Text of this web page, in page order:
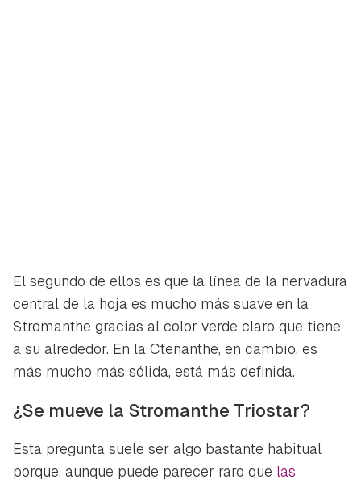
El segundo de ellos es que la línea de la nervadura
central de la hoja es mucho más suave en la
Stromanthe gracias al color verde claro que tiene
a su alrededor. En la Ctenanthe, en cambio, es
más mucho más sólida, está más definida.
¿Se mueve la Stromanthe Triostar?
Esta pregunta suele ser algo bastante habitual
porque, aunque puede parecer raro que las